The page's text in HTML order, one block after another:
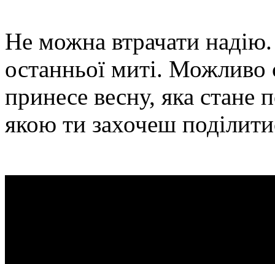
Не можна втрачати
останньої миті. Можливо
принесе весну, яка стане
якою ти захочеш